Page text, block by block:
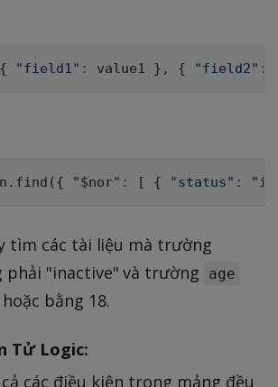
{ "field1" : value1 } , { "field2" :
( { "$nor" : [ { "status" :
tìm các tài liệu mà trường
phải "inactive" và trường age
bằng 18.
Tử Logic:
các điều kiện trong mảng đều